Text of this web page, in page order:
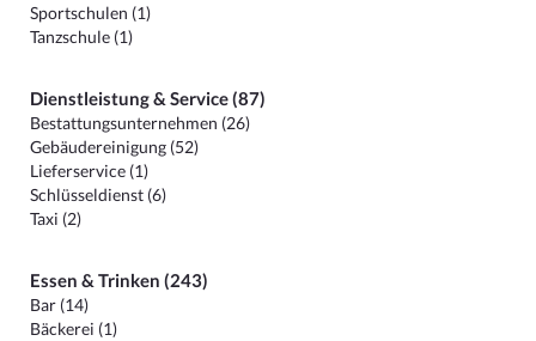
Sportschulen (1)
Tanzschule (1)
Dienstleistung & Service (87)
Bestattungsunternehmen (26)
Gebäudereinigung (52)
Lieferservice (1)
Schlüsseldienst (6)
Taxi (2)
Essen & Trinken (243)
Bar (14)
Bäckerei (1)